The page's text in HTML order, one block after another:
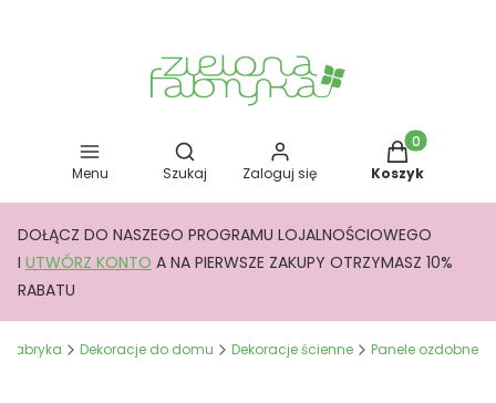
Menu
Otwórz wyszukiwarkę
Szukaj Zaloguj się
Produkty w
Koszyk
DOŁĄCZ DO NASZEGO PROGRAMU LOJALNOŚCIOWEGO
I UTWÓRZ KONTO A NA PIERWSZE ZAKUPY OTRZYMASZ 10%
RABATU
Fabryka Dekoracje do domu Dekoracje ścienne Panele ozdobne